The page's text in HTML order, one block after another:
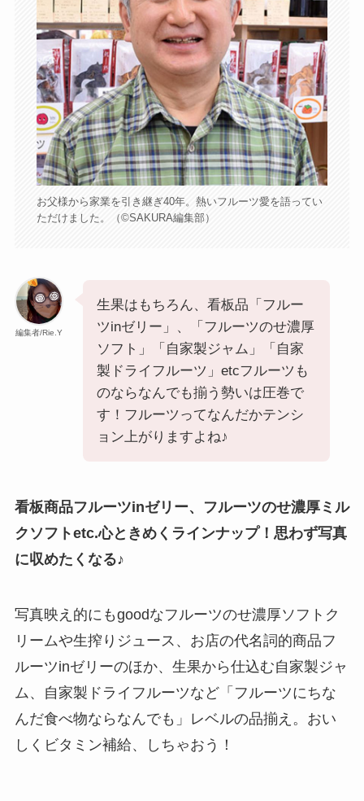
お父様から家業を引き継ぎ40年。熱いフルーツ愛を語ってい
ただけました。（©️SAKURA編集部）
編集者/Rie.Y
生果はもちろん、看板品「フルー
ツinゼリー」、「フルーツのせ濃厚
ソフト」「自家製ジャム」「自家
製ドライフルーツ」etcフルーツも
のならなんでも揃う勢いは圧巻で
す！フルーツってなんだかテンシ
ョン上がりますよね♪
看板商品フルーツinゼリー、フルーツのせ濃厚ミル
クソフトetc.心ときめくラインナップ！思わず写真
に収めたくなる♪
写真映え的にもgoodなフルーツのせ濃厚ソフトク
リームや生搾りジュース、お店の代名詞的商品フ
ルーツinゼリーのほか、生果から仕込む自家製ジャ
ム、自家製ドライフルーツなど「フルーツにちな
んだ食べ物ならなんでも」レベルの品揃え。おい
しくビタミン補給、しちゃおう！